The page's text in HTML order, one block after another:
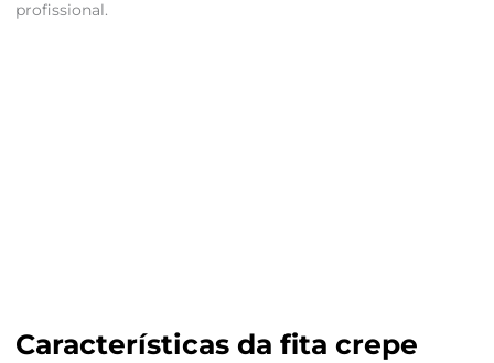
profissional.
Características da fita crepe